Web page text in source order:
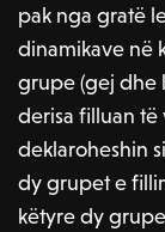
pak nga gratë
dinamikave në
grupe (gej dhe
derisa filluan të
deklaroheshin
dy grupet e
këtyre dy